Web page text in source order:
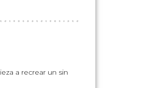
a recrear un sin